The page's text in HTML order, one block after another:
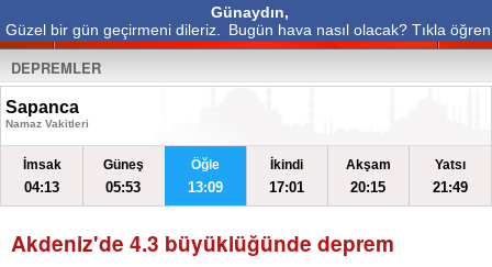
Günaydın,
Güzel bir gün geçirmeni dileriz.
Bugün hava nasıl olacak? Tıkla öğren
DEPREMLER
Sapanca
Namaz Vakitleri
İmsak
04:13
Güneş
05:53
Öğle
13:09
İkindi
17:01
Akşam
20:15
Yatsı
21:49
Akdeniz'de 4.3 büyüklüğünde deprem